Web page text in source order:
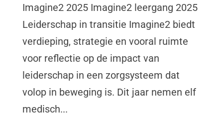
Imagine2 2025 Imagine2 leergang 2025
Leiderschap in transitie Imagine2 biedt
verdieping, strategie en vooral ruimte
voor reflectie op de impact van
leiderschap in een zorgsysteem dat
volop in beweging is. Dit jaar nemen elf
medisch...